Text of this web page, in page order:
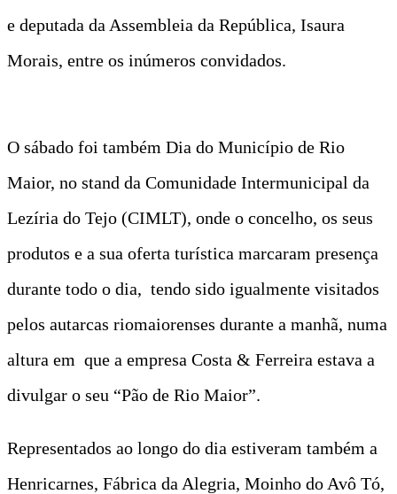
e deputada da Assembleia da República, Isaura
Morais, entre os inúmeros convidados.
O sábado foi também Dia do Município de Rio
Maior, no stand da Comunidade Intermunicipal da
Lezíria do Tejo (CIMLT), onde o concelho, os seus
produtos e a sua oferta turística marcaram presença
durante todo o dia, tendo sido igualmente visitados
pelos autarcas riomaiorenses durante a manhã, numa
altura em que a empresa Costa & Ferreira estava a
divulgar o seu “Pão de Rio Maior”.
Representados ao longo do dia estiveram também a
Henricarnes, Fábrica da Alegria, Moinho do Avô Tó,